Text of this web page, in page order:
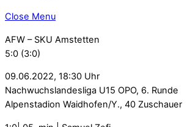
Close Menu
AFW – SKU Amstetten
5:0 (3:0)
09.06.2022, 18:30 Uhr
Nachwuchslandesliga U15 OPO, 6. Runde
Alpenstadion Waidhofen/Y., 40 Zuschauer